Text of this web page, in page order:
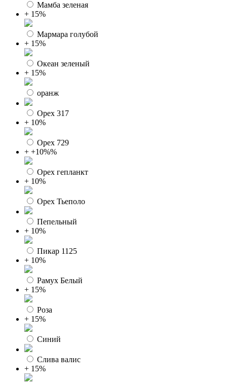
Мамба зеленая
+ 15%
Мармара голубой
+ 15%
Океан зеленый
+ 15%
оранж
Орех 317
+ 10%
Орех 729
+ +10%%
Орех гепланкт
+ 10%
Орех Тьеполо
Пепельный
+ 10%
Пикар 1125
+ 10%
Рамух Белый
+ 15%
Роза
+ 15%
Синий
Слива валис
+ 15%